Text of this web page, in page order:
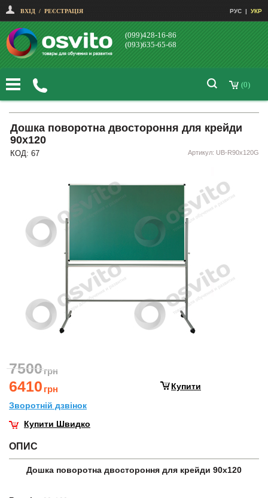
ВХІД / РЕЄСТРАЦІЯ РУС | УКР
(099)428-16-86
(093)635-65-68
(0)
Дошка поворотна двостороння для крейди
90х120
КОД: 67 Артикул: UB-R90x120G
7500грн
6410 грн Купити
Зворотнiй дзвiнок
Купити Швидко
ОПИС
Дошка поворотна двостороння для крейди 90х120